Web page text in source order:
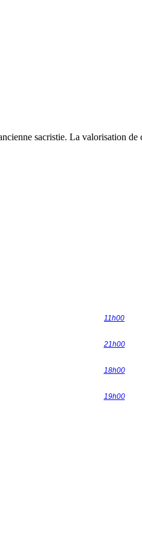
sacristie. La valorisation
11h00
21h00
18h00
19h00